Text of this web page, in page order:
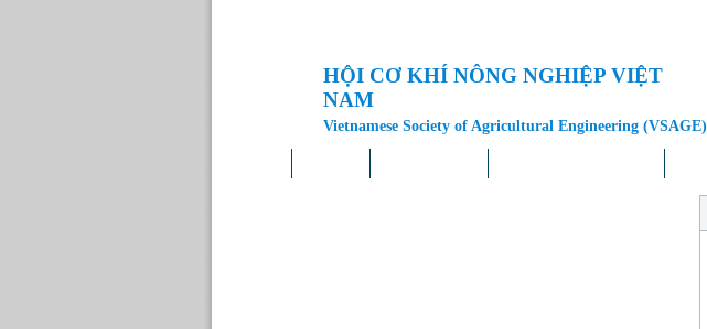
HỘI CƠ KHÍ NÔNG NGHIỆP VIỆT
NAM
Vietnamese Society of Agricultural Engineering (VSAGE)